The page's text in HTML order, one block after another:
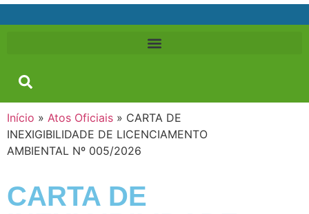
Início » Atos Oficiais » CARTA DE
INEXIGIBILIDADE DE LICENCIAMENTO
AMBIENTAL Nº 005/2026
CARTA DE